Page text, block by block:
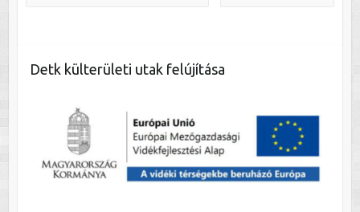
Detk külterületi utak felújítása